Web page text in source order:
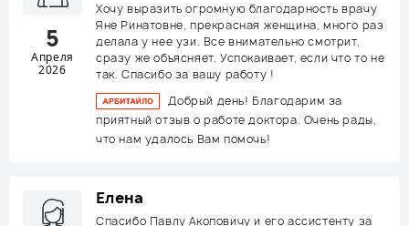
5
Апреля
2026
Хочу выразить огромную благодарность врачу
Яне Ринатовне, прекрасная женщина, много раз
делала у нее узи. Все внимательно смотрит,
сразу же объясняет. Успокаивает, если что то не
так. Спасибо за вашу работу !
Добрый день! Благодарим за
приятный отзыв о работе доктора. Очень рады,
что нам удалось Вам помочь!
Елена
Спасибо Павлу Акоповичу и его ассистенту за